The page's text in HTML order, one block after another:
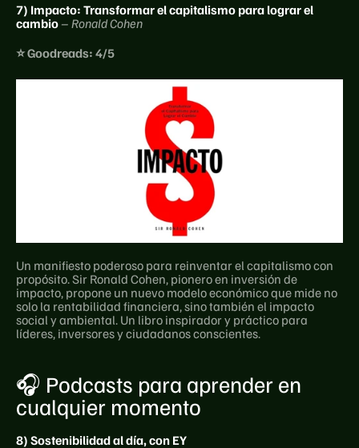
7) Impacto: Transformar el capitalismo para lograr el
cambio – Ronald Cohen
⭐ Goodreads: 4/5
Un manifiesto poderoso para reinventar el capitalismo con
propósito. Sir Ronald Cohen, pionero en inversión de
impacto, propone un nuevo modelo económico que mide no
solo la rentabilidad financiera, sino también el impacto
social y ambiental. Un libro inspirador y práctico para
líderes, inversores y ciudadanos conscientes.
🎧 Podcasts para aprender en
cualquier momento
8) Sostenibilidad al día, con EY